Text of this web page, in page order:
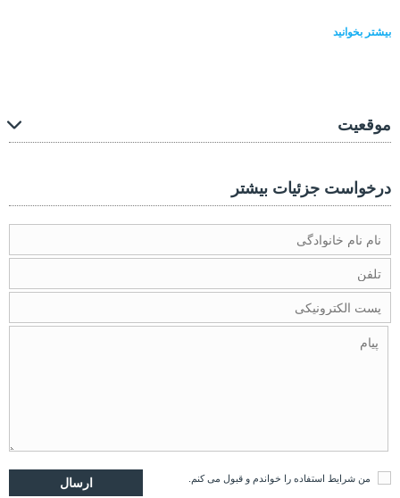
بیشتر بخوانید
موقعیت
درخواست جزئیات بیشتر
من شرایط استفاده را خواندم و قبول می کنم.